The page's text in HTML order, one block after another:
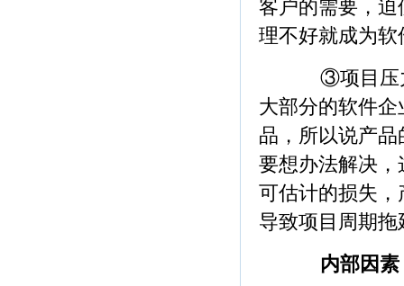
客户的需要，
理不好就成为
③项目压力
大部分的软件
品，所以说产
要想办法解决
可估计的损失
导致项目周期
内部因素